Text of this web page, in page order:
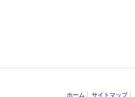
ホーム サイトマップ